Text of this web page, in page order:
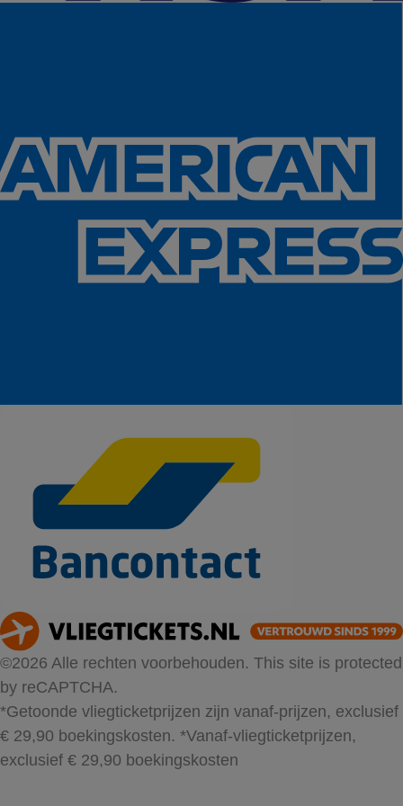
©2026 Alle rechten voorbehouden. This site is protected
by reCAPTCHA.
*Getoonde vliegticketprijzen zijn vanaf-prijzen, exclusief
€ 29,90 boekingskosten. *Vanaf-vliegticketprijzen,
exclusief € 29,90 boekingskosten